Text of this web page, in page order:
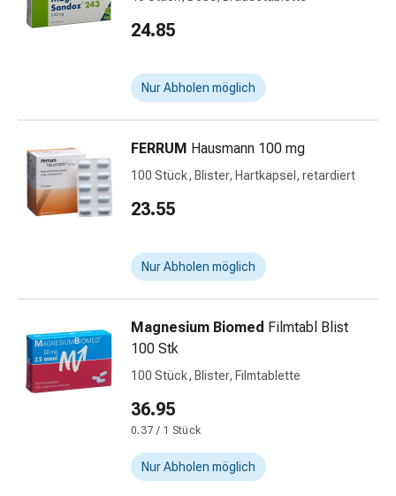
Stress
Beruhigung
Stimmungsschwankungen
Schlafstörungen
Rhonchopathie
(Schnarchen)
Atemwege
Nasenmittel
Infektionen
Windpocken
Schwindelgefühl
Stoffwechsel
Osteoporose
Immunsuppressiva
Insektenschutz
24.85
Nur Abholen möglich
FERRUM Hausmann 100 mg
100 Stück, Blister, Hartkapsel, retardiert
23.55
Nur Abholen möglich
Magnesium Biomed Filmtabl Blist
100 Stk
100 Stück, Blister, Filmtablette
36.95
0.37 / 1 Stück
Nur Abholen möglich